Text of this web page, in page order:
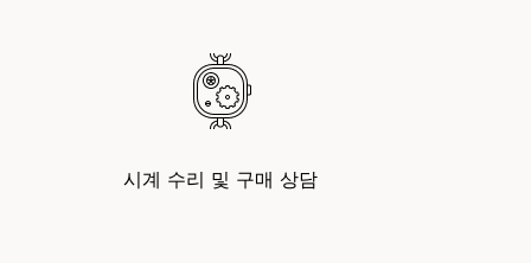
시계 수리 및 구매 상담